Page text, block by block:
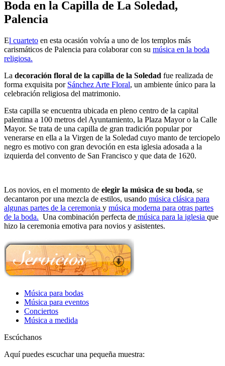
Boda en la Capilla de La Soledad,
Palencia
El cuarteto en esta ocasión volvía a uno de los templos más
carismáticos de Palencia para colaborar con su música en la boda
religiosa.
La decoración floral de la capilla de la Soledad fue realizada de
forma exquisita por Sánchez Arte Floral, un ambiente único para la
celebración religiosa del matrimonio.
Esta capilla se encuentra ubicada en pleno centro de la capital
palentina a 100 metros del Ayuntamiento, la Plaza Mayor o la Calle
Mayor. Se trata de una capilla de gran tradición popular por
venerarse en ella a la Virgen de la Soledad cuyo manto de terciopelo
negro es motivo con gran devoción en esta iglesia adosada a la
izquierda del convento de San Francisco y que data de 1620.
Los novios, en el momento de elegir la música de su boda, se
decantaron por una mezcla de estilos, usando música clásica para
algunas partes de la ceremonia y música moderna para otras partes
de la boda. Una combinación perfecta de música para la iglesia que
hizo la ceremonia emotiva para novios y asistentes.
Música para bodas
Música para eventos
Conciertos
Música a medida
Escúchanos
Aquí puedes escuchar una pequeña muestra: